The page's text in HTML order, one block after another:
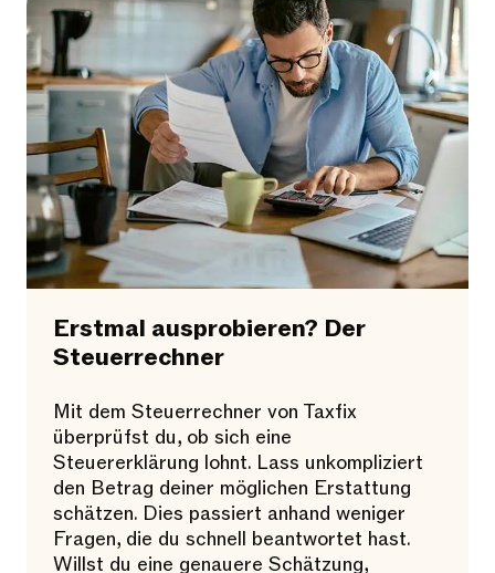
Erstmal ausprobieren? Der
Steuerrechner
Mit dem Steuerrechner von Taxfix
überprüfst du, ob sich eine
Steuererklärung lohnt. Lass unkompliziert
den Betrag deiner möglichen Erstattung
schätzen. Dies passiert anhand weniger
Fragen, die du schnell beantwortet hast.
Willst du eine genauere Schätzung,